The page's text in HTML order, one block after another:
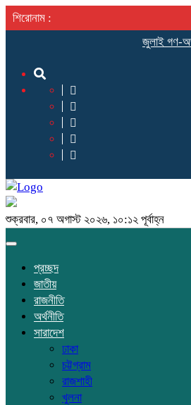
শিরোনাম :
‎জুলাই গণ-
শুক্রবার, ০৭ অগাস্ট ২০২৬, ১০:১২ পূর্বাহ্ন
Toggle
প্রচ্ছদ
জাতীয়
রাজনীতি
অর্থনীতি
সারাদেশ
ঢাকা
চট্টগ্রাম
রাজশাহী
খুলনা